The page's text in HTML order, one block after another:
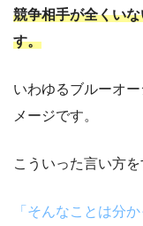
競争相手が全くい
す。
いわゆるブルーオ
メージです。
こういった言い方を
「そんなことは分